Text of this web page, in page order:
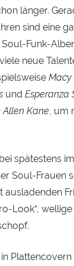
länger.
sind eine
Funk-
neue
Macy
und Esperanza
Allen Kane ,
spätestens
Soul-Frauen
ausladenden
Look“,